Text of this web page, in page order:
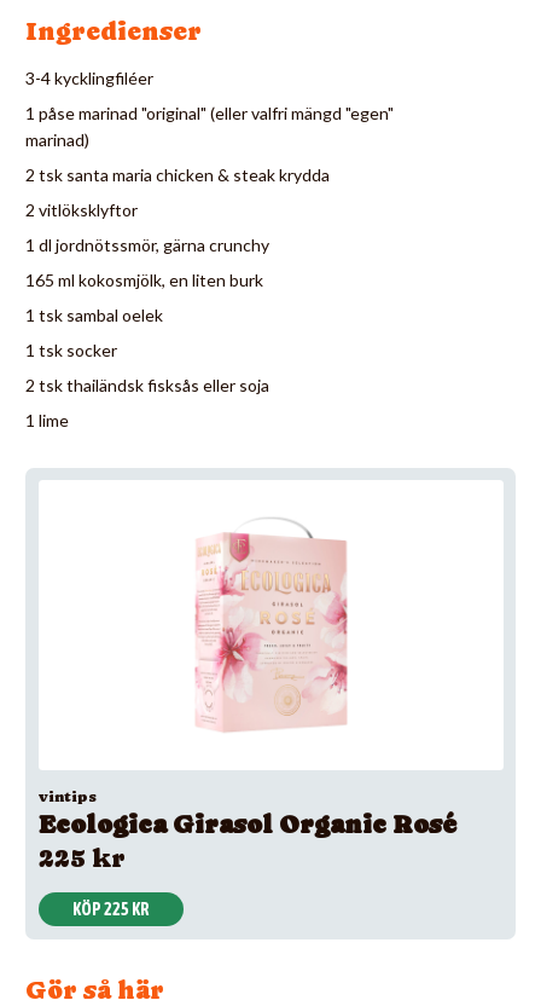
Ingredienser
3-4 kycklingfiléer
1 påse marinad "original" (eller valfri mängd "egen"
marinad)
2 tsk santa maria chicken & steak krydda
2 vitlöksklyftor
1 dl jordnötssmör, gärna crunchy
165 ml kokosmjölk, en liten burk
1 tsk sambal oelek
1 tsk socker
2 tsk thailändsk fisksås eller soja
1 lime
vintips
Ecologica Girasol Organic Rosé
225 kr
KÖP 225 KR
Gör så här